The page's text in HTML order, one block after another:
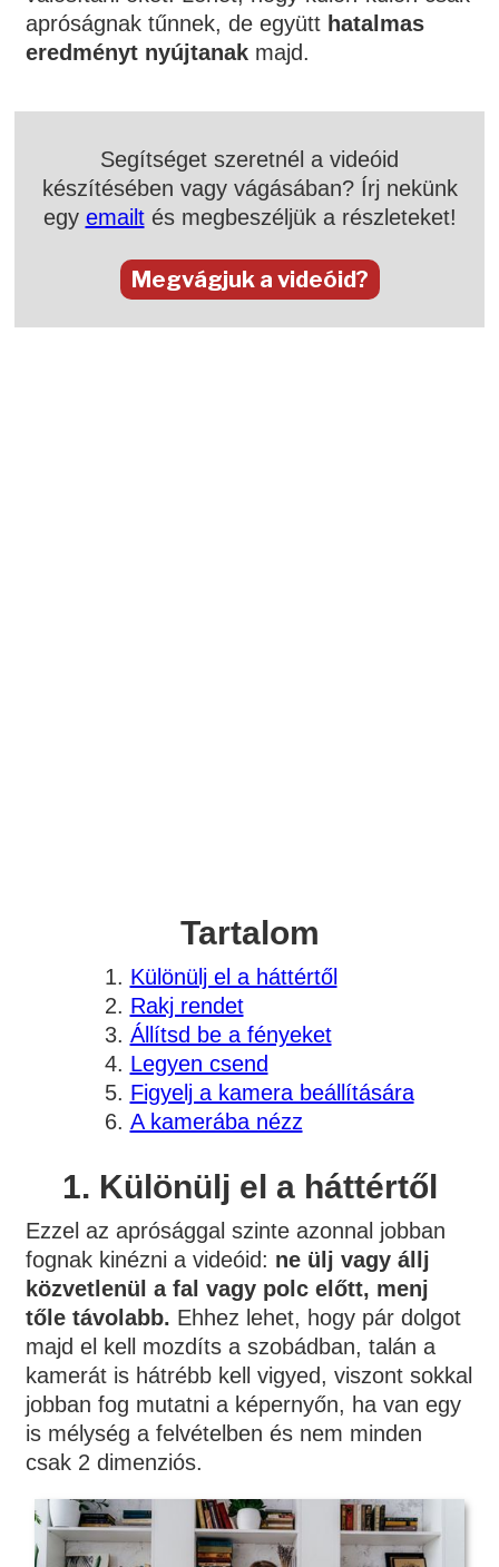
apróságnak tűnnek, de együtt hatalmas
eredményt nyújtanak majd.
Segítséget szeretnél a videóid
készítésében vagy vágásában? Írj nekünk
egy emailtés megbeszéljük a részleteket!
Megvágjuk a videóid?
Tartalom
Különülj el a háttértől
Rakj rendet
Állítsd be a fényeket
Legyen csend
Figyelj a kamera beállítására
A kamerába nézz
1. Különülj el a háttértől
Ezzel az aprósággal szinte azonnal jobban
fognak kinézni a videóid: ne ülj vagy állj
közvetlenül a fal vagy polc előtt, menj
tőle távolabb. Ehhez lehet, hogy pár dolgot
majd el kell mozdíts a szobádban, talán a
kamerát is hátrébb kell vigyed, viszont sokkal
jobban fog mutatni a képernyőn, ha van egy
is mélység a felvételben és nem minden
csak 2 dimenziós.